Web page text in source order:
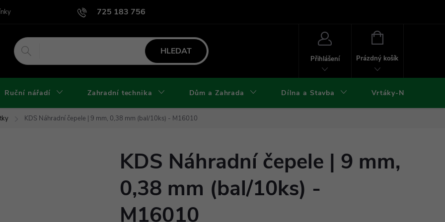
725 183 756
Podmínky užití webu Podmínky ochrany osobních údajů a cookies
HLEDAT
Přihlášení
NÁKUPNÍ
Prázdný košík
Ruční nářadí Zahradní technika Dům a Zahrada Dílna a Stavba Vrtáky-Nástroje
KDS Náhradní čepele | 9 mm, 0,38 mm (bal/10ks) - M16010
KDS Náhradní čepele | 9 mm,
0,38 mm (bal/10ks) -
M16010